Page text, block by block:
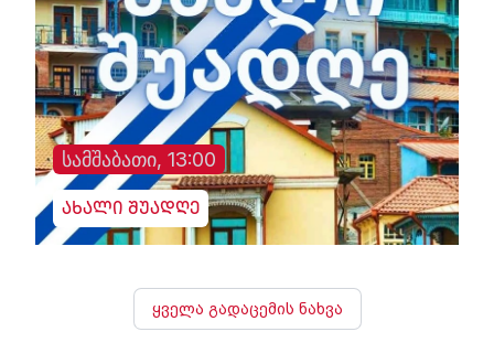
სამშაბათი, 13:00
ახალი შუადღე
ყველა გადაცემის ნახვა